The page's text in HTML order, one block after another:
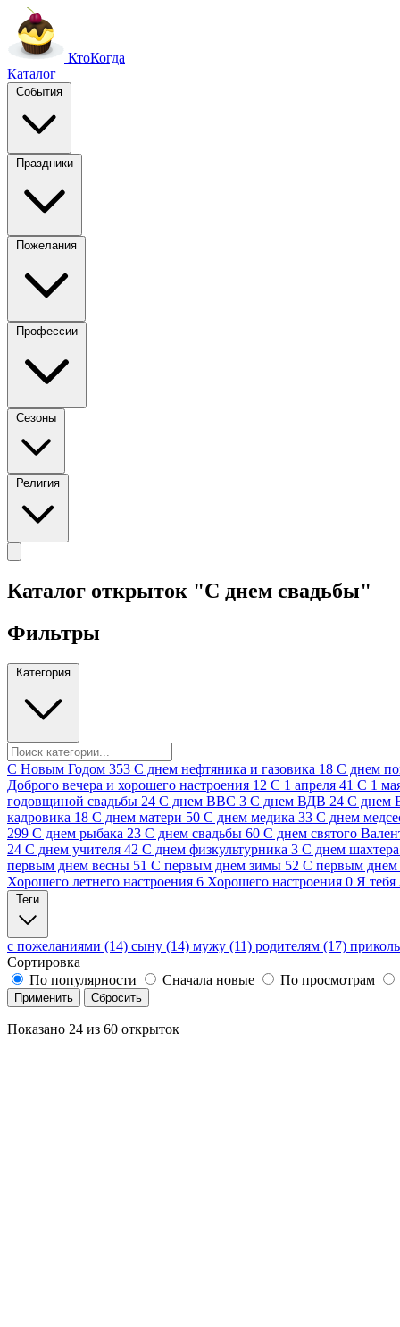
КтоКогда
Каталог
События
Праздники
Пожелания
Профессии
Сезоны
Религия
Каталог открыток "С днем свадьбы"
Фильтры
Категория
C Новым Годом 353 C днем нефтяника и газовика 18 C днем
Доброго вечера и хорошего настроения 12 С 1 апреля 41 С 1
годовщиной свадьбы 24 С днем ВВС 3 С днем ВДВ 24 С днем
кадровика 18 С днем матери 50 С днем медика 33 С днем
299 С днем рыбака 23 С днем свадьбы 60 С днем святого
24 С днем учителя 42 С днем физкультурника 3 С днем шахтера
первым днем весны 51 С первым днем зимы 52 С первым днем
Хорошего летнего настроения 6 Хорошего настроения 0 Я
Теги
с пожеланиями (14) сыну (14) мужу (11) родителям (17)
Сортировка
По популярности
Сначала новые По просмотрам
Применить Сбросить
Показано 24 из 60 открыток